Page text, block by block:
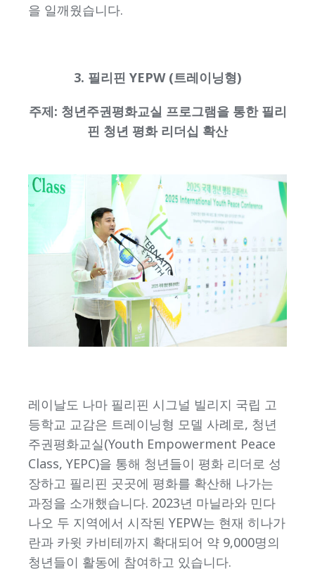
을 일깨웠습니다.
3. 필리핀 YEPW (트레이닝형)
주제: 청년주권평화교실 프로그램을 통한 필리
핀 청년 평화 리더십 확산
레이날도 나마 필리핀 시그널 빌리지 국립 고
등학교 교감은 트레이닝형 모델 사례로, 청년
주권평화교실(Youth Empowerment Peace
Class, YEPC)을 통해 청년들이 평화 리더로 성
장하고 필리핀 곳곳에 평화를 확산해 나가는
과정을 소개했습니다. 2023년 마닐라와 민다
나오 두 지역에서 시작된 YEPW는 현재 히나가
란과 카윗 카비테까지 확대되어 약 9,000명의
청년들이 활동에 참여하고 있습니다.